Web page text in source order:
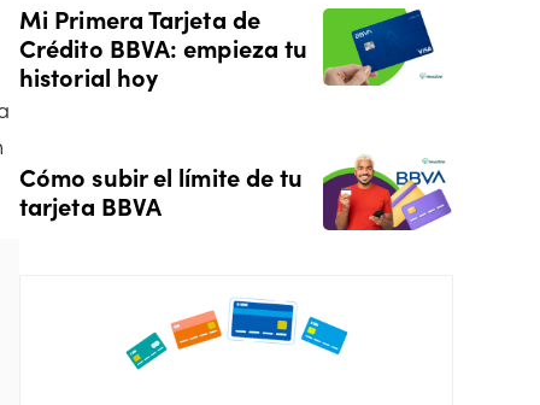
Mi Primera Tarjeta de
Crédito BBVA: empieza tu
historial hoy
Cómo subir el límite de tu
tarjeta BBVA